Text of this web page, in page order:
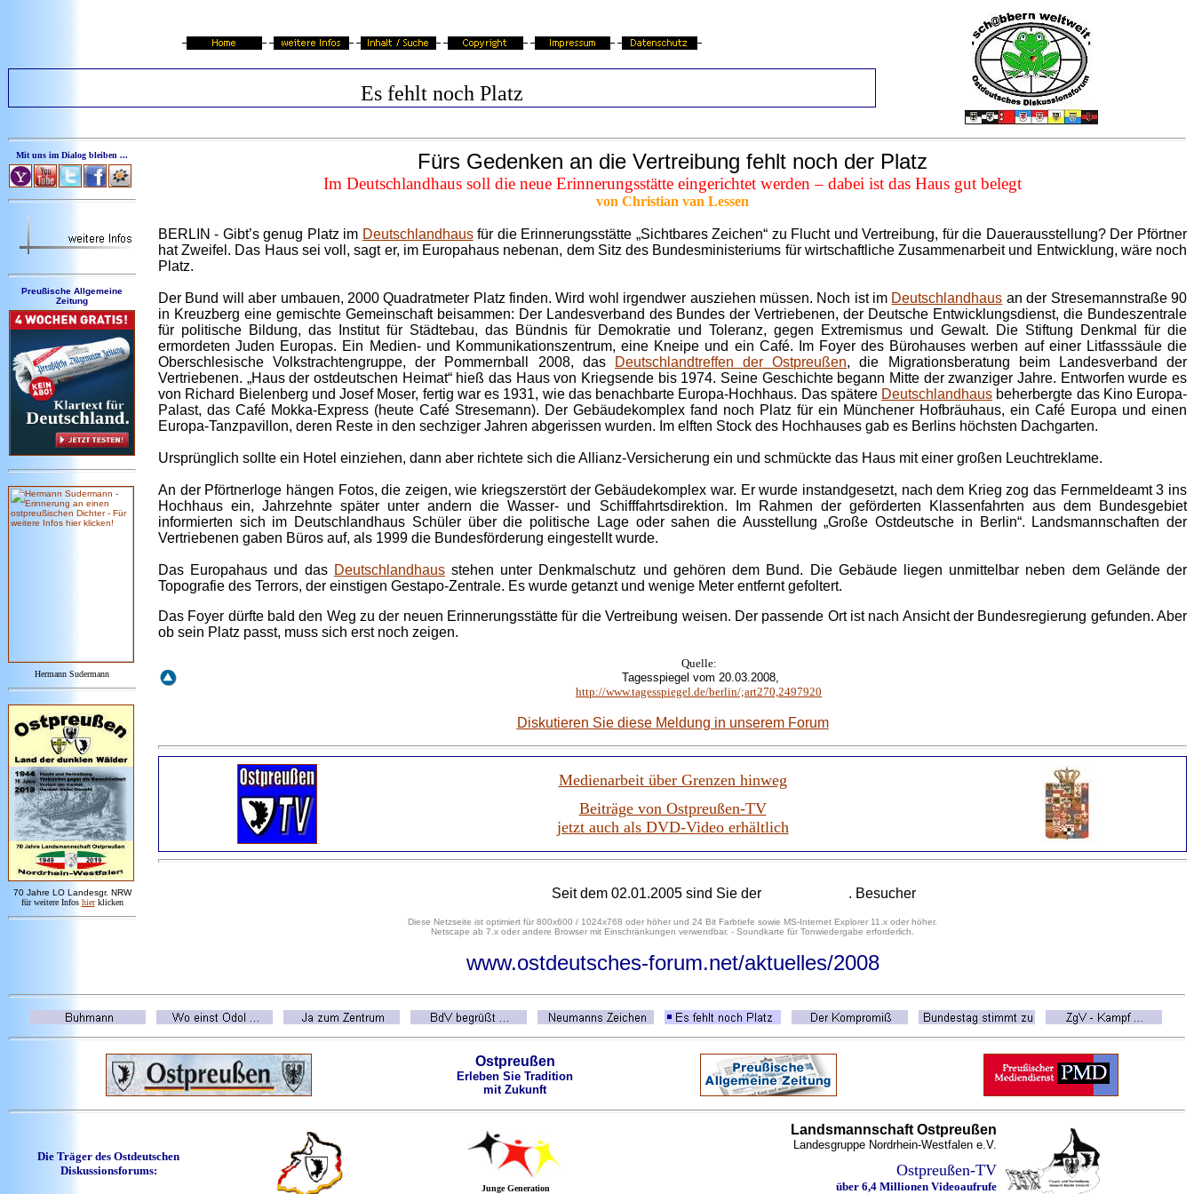
Es fehlt noch Platz
Mit uns im Dialog bleiben ...
Preußische Allgemeine
Zeitung
Hermann Sudermann
70 Jahre LO Landesgr. NRW
für weitere Infos hier klicken
Fürs Gedenken an die Vertreibung fehlt noch der Platz
Im Deutschlandhaus soll die neue Erinnerungsstätte eingerichtet werden – dabei ist das Haus gut belegt
von Christian van Lessen
BERLIN - Gibt’s genug Platz im Deutschlandhausfür die Erinnerungsstätte „Sichtbares Zeichen“ zu Flucht und Vertreibung, für die Dauerausstellung? Der Pförtner
hat Zweifel. Das Haus sei voll, sagt er, im Europahaus nebenan, dem Sitz des Bundesministeriums für wirtschaftliche Zusammenarbeit und Entwicklung, wäre noch
Platz.
Der Bund will aber umbauen, 2000 Quadratmeter Platz finden. Wird wohl irgendwer ausziehen müssen. Noch ist im Deutschlandhaus an der Stresemannstraße 90
in Kreuzberg eine gemischte Gemeinschaft beisammen: Der Landesverband des Bundes der Vertriebenen, der Deutsche Entwicklungsdienst, die Bundeszentrale
für politische Bildung, das Institut für Städtebau, das Bündnis für Demokratie und Toleranz, gegen Extremismus und Gewalt. Die Stiftung Denkmal für die
ermordeten Juden Europas. Ein Medien- und Kommunikationszentrum, eine Kneipe und ein Café. Im Foyer des Bürohauses werben auf einer Litfasssäule die
Oberschlesische Volkstrachtengruppe, der Pommernball 2008, das
Deutschlandtreffen der Ostpreußen, die Migrationsberatung beim Landesverband der
Vertriebenen. „Haus der ostdeutschen Heimat“ hieß das Haus von Kriegsende bis 1974. Seine Geschichte begann Mitte der zwanziger Jahre. Entworfen wurde es
von Richard Bielenberg und Josef Moser, fertig war es 1931, wie das benachbarte Europa-Hochhaus. Das spätere Deutschlandhaus beherbergte das Kino Europa-
Palast, das Café Mokka-Express (heute Café Stresemann). Der Gebäudekomplex fand noch Platz für ein Münchener Hofbräuhaus, ein Café Europa und einen
Europa-Tanzpavillon, deren Reste in den sechziger Jahren abgerissen wurden. Im elften Stock des Hochhauses gab es Berlins höchsten Dachgarten.
Ursprünglich sollte ein Hotel einziehen, dann aber richtete sich die Allianz-Versicherung ein und schmückte das Haus mit einer großen Leuchtreklame.
An der Pförtnerloge hängen Fotos, die zeigen, wie kriegszerstört der Gebäudekomplex war. Er wurde instandgesetzt, nach dem Krieg zog das Fernmeldeamt 3 ins
Hochhaus ein, Jahrzehnte später unter andern die Wasser- und Schifffahrtsdirektion. Im Rahmen der geförderten Klassenfahrten aus dem Bundesgebiet
informierten sich im Deutschlandhaus Schüler über die politische Lage oder sahen die Ausstellung „Große Ostdeutsche in Berlin“. Landsmannschaften der
Vertriebenen gaben Büros auf, als 1999 die Bundesförderung eingestellt wurde.
Das Europahaus und das Deutschlandhausstehen unter Denkmalschutz und gehören dem Bund. Die Gebäude liegen unmittelbar neben dem Gelände der
Topografie des Terrors, der einstigen Gestapo-Zentrale. Es wurde getanzt und wenige Meter entfernt gefoltert.
Das Foyer dürfte bald den Weg zu der neuen Erinnerungsstätte für die Vertreibung weisen. Der passende Ort ist nach Ansicht der Bundesregierung gefunden. Aber
ob sein Platz passt, muss sich erst noch zeigen.
Quelle:
Tagesspiegel vom 20.03.2008,
http://www.tagesspiegel.de/berlin/;art270,2497920
Diskutieren Sie diese Meldung in unserem Forum
Medienarbeit über Grenzen hinweg
Beiträge von Ostpreußen-TV
jetzt auch als DVD-Video erhältlich
Seit dem 02.01.2005 sind Sie der . Besucher
Diese Netzseite ist optimiert für 800x600 / 1024x768 oder höher und 24 Bit Farbtiefe sowie MS-Internet Explorer 11.x oder höher.
Netscape ab 7.x oder andere Browser mit Einschränkungen verwendbar. - Soundkarte für Tonwiedergabe erforderlich.
www.ostdeutsches-forum.net/aktuelles/2008
Ostpreußen
Erleben Sie Tradition
mit Zukunft
Die Träger des Ostdeutschen
Diskussionsforums:
Junge Generation
Landsmannschaft Ostpreußen
Landesgruppe Nordrhein-Westfalen e.V.
Ostpreußen-TV
über 6,4 Millionen Videoaufrufe